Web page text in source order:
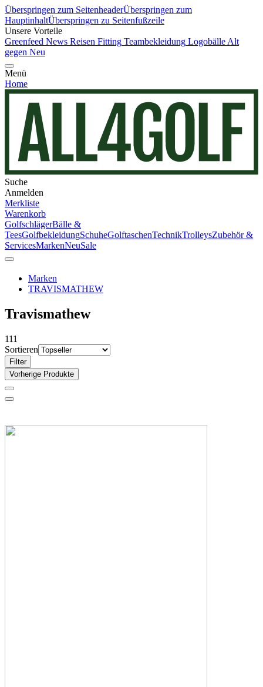
Überspringen zum SeitenheaderÜberspringen zum
HauptinhaltÜberspringen zu Seitenfußzeile
Unsere Vorteile
Greenfeed News Reisen Fitting Teambekleidung Logobälle Alt
gegen Neu
Menü
Home
Suche
Anmelden
Merkliste
Warenkorb
GolfschlägerBälle &
TeesGolfbekleidungSchuheGolftaschenTechnikTrolleysZubehör &
ServicesMarkenNeuSale
Marken
TRAVISMATHEW
Travismathew
111
Sortieren
Filter
Vorherige Produkte